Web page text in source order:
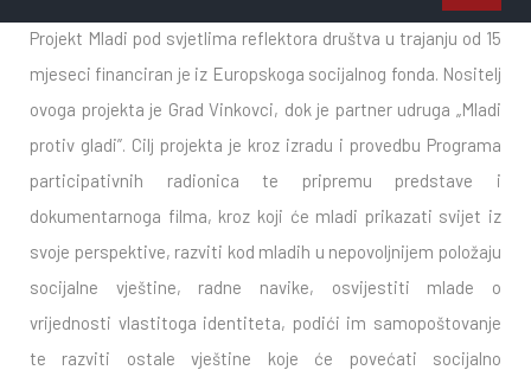
Projekt Mladi pod svjetlima reflektora društva u trajanju od 15
mjeseci financiran je iz Europskoga socijalnog fonda. Nositelj
ovoga projekta je Grad Vinkovci, dok je partner udruga „Mladi
protiv gladi”. Cilj projekta je kroz izradu i provedbu Programa
participativnih radionica te pripremu predstave i
dokumentarnoga filma, kroz koji će mladi prikazati svijet iz
svoje perspektive, razviti kod mladih u nepovoljnijem položaju
socijalne vještine, radne navike, osvijestiti mlade o
vrijednosti vlastitoga identiteta, podići im samopoštovanje
te razviti ostale vještine koje će povećati socijalno